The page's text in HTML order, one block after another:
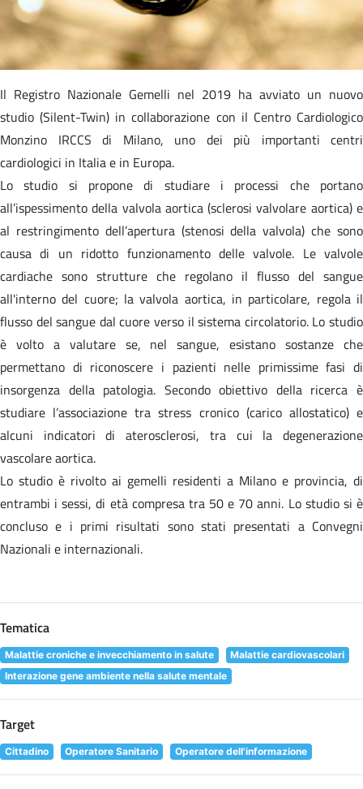
Il Registro Nazionale Gemelli nel 2019 ha avviato un nuovo
studio (Silent-Twin) in collaborazione con il Centro Cardiologico
Monzino IRCCS di Milano, uno dei più importanti centri
cardiologici in Italia e in Europa.
Lo studio si propone di studiare i processi che portano
all’ispessimento della valvola aortica (sclerosi valvolare aortica) e
al restringimento dell’apertura (stenosi della valvola) che sono
causa di un ridotto funzionamento delle valvole. Le valvole
cardiache sono strutture che regolano il flusso del sangue
all'interno del cuore; la valvola aortica, in particolare, regola il
flusso del sangue dal cuore verso il sistema circolatorio. Lo studio
è volto a valutare se, nel sangue, esistano sostanze che
permettano di riconoscere i pazienti nelle primissime fasi di
insorgenza della patologia. Secondo obiettivo della ricerca è
studiare l’associazione tra stress cronico (carico allostatico) e
alcuni indicatori di aterosclerosi, tra cui la degenerazione
vascolare aortica.
Lo studio è rivolto ai gemelli residenti a Milano e provincia, di
entrambi i sessi, di età compresa tra 50 e 70 anni. Lo studio si è
concluso e i primi risultati sono stati presentati a Convegni
Nazionali e internazionali.
Tematica
Malattie croniche e invecchiamento in salute
Malattie cardiovascolari
Interazione gene ambiente nella salute mentale
Target
Cittadino Operatore Sanitario Operatore dell'informazione